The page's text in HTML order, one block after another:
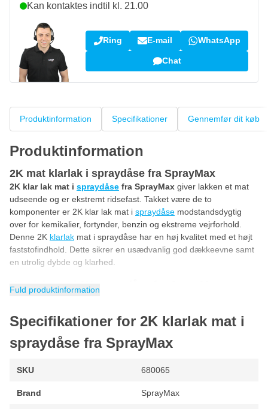
Kan kontaktes indtil kl. 21.00
Ring E-mail WhatsApp
Chat
Produktinformation Specifikationer Gennemfør dit køb
Produktinformation
2K mat klarlak i spraydåse fra SprayMax
2K klar lak mat i spraydåse fra SprayMax giver lakken et mat
udseende og er ekstremt ridsefast. Takket være de to
komponenter er 2K klar lak mat i spraydåse modstandsdygtig
over for kemikalier, fortynder, benzin og ekstreme vejrforhold.
Denne 2K klarlak mat i spraydåse har en høj kvalitet med et højt
faststofindhold. Dette sikrer en usædvanlig god dækkeevne samt
en utrolig dybde og klarhed.
Klar lak mat i 2K-spraydåse fra SprayMax
SprayMax har en fantastisk forstøvning, hvilket garanterer et
professionelt slutresultat. Takket være denne professionelle
SprayMax-teknologi sprøjter du med samme kvalitet, som når
længere og sprøjt selv din bil, motorcykel, scooter eller andet
Fuld produktinformation
Specifikationer for 2K klarlak mat i
spraydåse fra SprayMax
SKU 680065
Brand SprayMax